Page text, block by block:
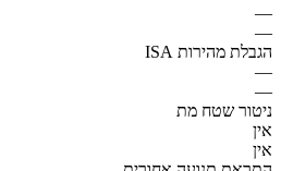
—
—
הגבלת מהירות ISA
—
—
ניטור שטח מת
אין
אין